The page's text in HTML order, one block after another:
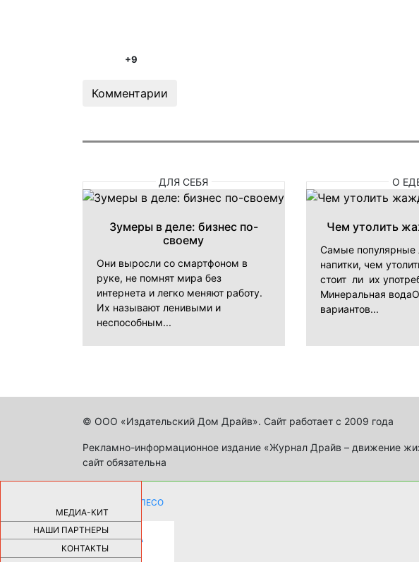
+9
Комментарии
ДЛЯ СЕБЯ
Зумеры в деле: бизнес по-
своему
Они выросли со смартфоном в
руке, не помнят мира без
интернета и легко меняют работу.
Их называют ленивыми и
неспособным...
О
Чем утолить
Самые популярные
напитки, чем
стоит ли их
Минеральная
вариантов...
© ООО «Издательский Дом Драйв». Сайт работает с 2009 года
Рекламно-информационное издание «Журнал Драйв – движение
сайт обязательна
МЕДИА-КИТ
НАШИ ПАРТНЕРЫ
КОНТАКТЫ
КАК ДЕВУШКЕ ПОМЕНЯТЬ КОЛЕСО
НА АВТОМОБИЛЕ |69185
НОВЫЕ РАЗРАБОТКИ ДЛЯ
ОЗДОРОВЛЕНИЯ ОРГАНИЗМА
ПЛАТФОРМА ШУМАННА 3Д И
КАПСУЛА ЗДОРОВЬЯ |28291